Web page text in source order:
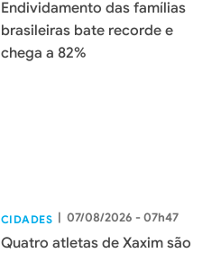
Endividamento das famílias
brasileiras bate recorde e
chega a 82%
CIDADES | 07/08/2026 - 07h47
Quatro atletas de Xaxim são